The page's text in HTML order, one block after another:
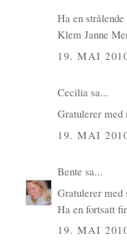
Ha en strålende
Klem Janne
19. MAI
Cecilia sa...
Gratulerer med
19. MAI
Bente sa...
Gratulerer med
Ha en fortsatt
19. MAI